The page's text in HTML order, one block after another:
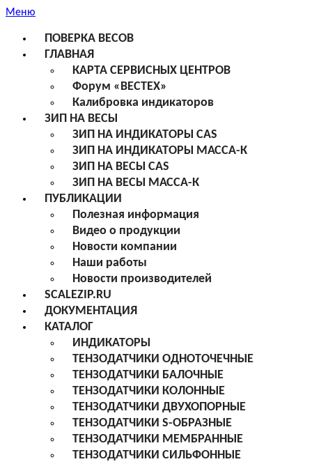
Меню
ПОВЕРКА ВЕСОВ
ГЛАВНАЯ
КАРТА СЕРВИСНЫХ ЦЕНТРОВ
Форум «ВЕСТЕХ»
Калибровка индикаторов
ЗИП НА ВЕСЫ
ЗИП НА ИНДИКАТОРЫ CAS
ЗИП НА ИНДИКАТОРЫ МАССА-К
ЗИП НА ВЕСЫ CAS
ЗИП НА ВЕСЫ МАССА-К
ПУБЛИКАЦИИ
Полезная информация
Видео о продукции
Новости компании
Наши работы
Новости производителей
SCALEZIP.RU
ДОКУМЕНТАЦИЯ
КАТАЛОГ
ИНДИКАТОРЫ
ТЕНЗОДАТЧИКИ ОДНОТОЧЕЧНЫЕ
ТЕНЗОДАТЧИКИ БАЛОЧНЫЕ
ТЕНЗОДАТЧИКИ КОЛОННЫЕ
ТЕНЗОДАТЧИКИ ДВУХОПОРНЫЕ
ТЕНЗОДАТЧИКИ S-ОБРАЗНЫЕ
ТЕНЗОДАТЧИКИ МЕМБРАННЫЕ
ТЕНЗОДАТЧИКИ СИЛЬФОННЫЕ